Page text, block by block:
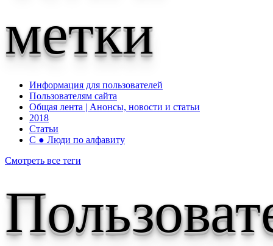
метки
Информация для пользователей
Пользователям сайта
Общая лента | Анонсы, новости и статьи
2018
Статьи
С ● Люди по алфавиту
Смотреть все теги